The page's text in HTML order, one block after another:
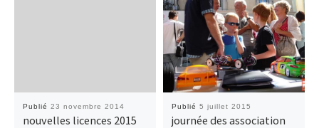
Publié 23 novembre 2014
nouvelles licences 2015
Publié 5 juillet 2015
journée des association